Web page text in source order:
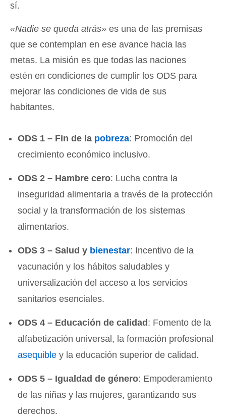
sí.
«Nadie se queda atrás» es una de las premisas
que se contemplan en ese avance hacia las
metas. La misión es que todas las naciones
estén en condiciones de cumplir los ODS para
mejorar las condiciones de vida de sus
habitantes.
ODS 1 – Fin de la pobreza: Promoción del
crecimiento económico inclusivo.
ODS 2 – Hambre cero: Lucha contra la
inseguridad alimentaria a través de la protección
social y la transformación de los sistemas
alimentarios.
ODS 3 – Salud y bienestar: Incentivo de la
vacunación y los hábitos saludables y
universalización del acceso a los servicios
sanitarios esenciales.
ODS 4 – Educación de calidad : Fomento de la
alfabetización universal, la formación profesional
asequible y la educación superior de calidad.
ODS 5 – Igualdad de género: Empoderamiento
de las niñas y las mujeres, garantizando sus
derechos.